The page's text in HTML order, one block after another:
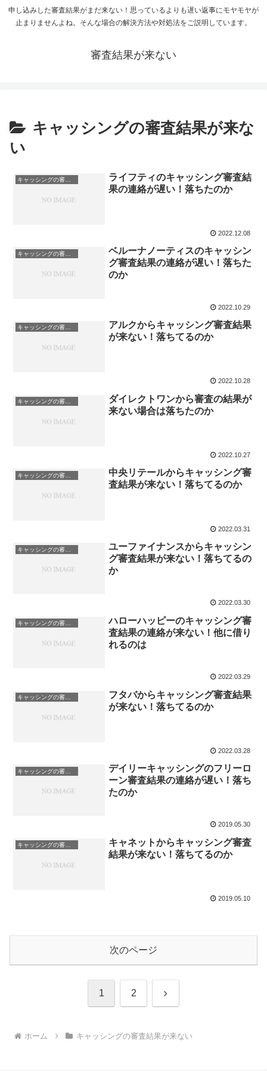
申し込みした審査結果がまだ来ない！思っているよりも遅い返事にモヤモヤが
止まりませんよね。そんな場合の解決方法や対処法をご説明しています。
審査結果が来ない
キャッシングの審査結果が来な
い
キャッシングの審査結果が来ない
ライフティのキャッシング審査結
果の連絡が遅い！落ちたのか
2022.12.08
キャッシングの審査結果が来ない
ベルーナノーティスのキャッシン
グ審査結果の連絡が遅い！落ちた
のか
2022.10.29
キャッシングの審査結果が来ない
アルクからキャッシング審査結果
が来ない！落ちてるのか
2022.10.28
キャッシングの審査結果が来ない
ダイレクトワンから審査の結果が
来ない場合は落ちたのか
2022.10.27
キャッシングの審査結果が来ない
中央リテールからキャッシング審
査結果が来ない！落ちてるのか
2022.03.31
キャッシングの審査結果が来ない
ユーファイナンスからキャッシン
グ審査結果が来ない！落ちてるの
か
2022.03.30
キャッシングの審査結果が来ない
ハローハッピーのキャッシング審
査結果の連絡が来ない！他に借り
れるのは
2022.03.29
キャッシングの審査結果が来ない
フタバからキャッシング審査結果
が来ない！落ちてるのか
2022.03.28
キャッシングの審査結果が来ない
デイリーキャッシングのフリーロ
ーン審査結果の連絡が遅い！落ち
たのか
2019.05.30
キャッシングの審査結果が来ない
キャネットからキャッシング審査
結果が来ない！落ちてるのか
2019.05.10
次のページ
1 2 次
ホーム キャッシングの審査結果が来ない